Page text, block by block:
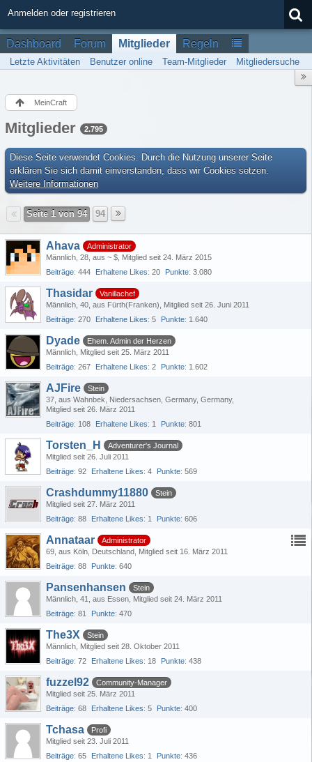
Anmelden oder registrieren
Dashboard Forum Mitglieder Regeln
Letzte Aktivitäten Benutzer online Team-Mitglieder Mitgliedersuche
MeinCraft
Mitglieder 2.795
Diese Seite verwendet Cookies. Durch die Nutzung unserer Seite
erklären Sie sich damit einverstanden, dass wir Cookies setzen.
Weitere Informationen
Seite 1 von 94 94
Ahava
Administrator
Männlich 28 aus ~ $ Mitglied seit 24. März 2015
Beiträge 444 Erhaltene Likes 20 Punkte 3.080
Thasidar
Vanillachef
Männlich 40 aus Fürth(Franken)
Mitglied seit 26. Juni 2011
Beiträge 270 Erhaltene Likes 5 Punkte 1.640
Dyade
Ehem. Admin der Herzen
Männlich Mitglied seit 25. März 2011
Beiträge 267 Erhaltene Likes 2 Punkte 1.602
AJFire
Stein
37 aus Wahnbek, Niedersachsen, Germany, Germany
Mitglied seit 26. März 2011
Beiträge 108 Erhaltene Likes 1 Punkte 801
Torsten_H
Adventurer's Journal
Mitglied seit 26. Juli 2011
Beiträge 92 Erhaltene Likes 4 Punkte 569
Crashdummy11880
Stein
Mitglied seit 27. März 2011
Beiträge 88 Erhaltene Likes 1 Punkte 606
Annataar
Administrator
69 aus Köln, Deutschland Mitglied seit 16. März 2011
Beiträge 88 Punkte 640
Pansenhansen
Stein
Männlich 41 aus Essen Mitglied seit 24. März 2011
Beiträge 81 Punkte 470
The3X
Stein
Männlich Mitglied seit 28. Oktober 2011
Beiträge 72 Erhaltene Likes 18 Punkte 438
fuzzel92
Community-Manager
Mitglied seit 25. März 2011
Beiträge 68 Erhaltene Likes 5 Punkte 400
Tchasa
Profi
Mitglied seit 23. Juli 2011
Beiträge 65 Erhaltene Likes 1 Punkte 436